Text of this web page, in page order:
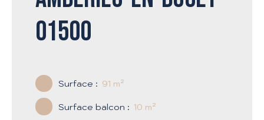
01500
Surface : 91 m²
Surface balcon : 10 m²